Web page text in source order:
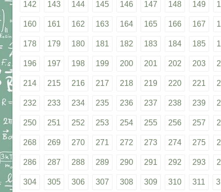
142 143 144 145 146 147 148 149
160 161 162 163 164 165 166 167
178 179 180 181 182 183 184 185
196 197 198 199 200 201 202 203
214 215 216 217 218 219 220 221
232 233 234 235 236 237 238 239
250 251 252 253 254 255 256 257
268 269 270 271 272 273 274 275
286 287 288 289 290 291 292 293
304 305 306 307 308 309 310 311